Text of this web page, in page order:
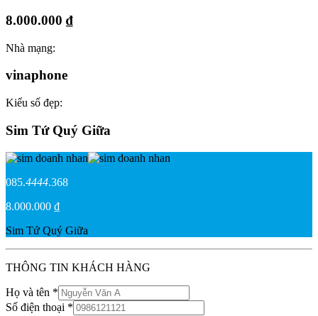
8.000.000 ₫
Nhà mạng:
vinaphone
Kiểu số đẹp:
Sim Tứ Quý Giữa
085.4444.368
8.000.000 ₫
Sim Tứ Quý Giữa
THÔNG TIN KHÁCH HÀNG
Họ và tên *
Số điện thoại *